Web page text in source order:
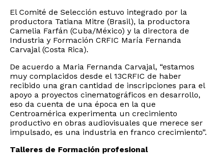
El Comité de Selección estuvo integrado por la
productora Tatiana Mitre (Brasil), la productora
Camelia Farfán (Cuba/México) y la directora de
Industria y Formación CRFIC María Fernanda
Carvajal (Costa Rica).
De acuerdo a Maria Fernanda Carvajal, “estamos
muy complacidos desde el 13CRFIC de haber
recibido una gran cantidad de inscripciones para el
apoyo a proyectos cinematográficos en desarrollo,
eso da cuenta de una época en la que
Centroamérica experimenta un crecimiento
productivo en obras audiovisuales que merece ser
impulsado, es una industria en franco crecimiento”.
Talleres de Formación profesional